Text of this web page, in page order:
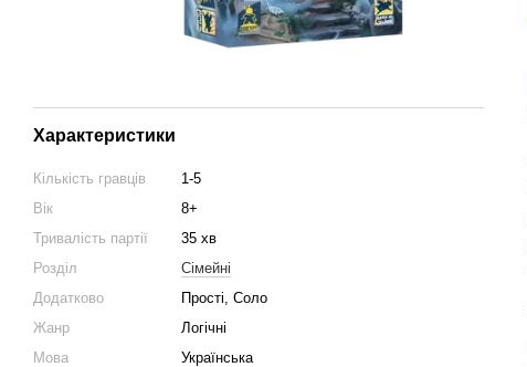
Характеристики
Кількість гравців
1-5
Вік
8+
Тривалість партії
35 хв
Розділ
Cімейні
Додатково
Прості, Соло
Жанр
Логічні
Мова
Українська